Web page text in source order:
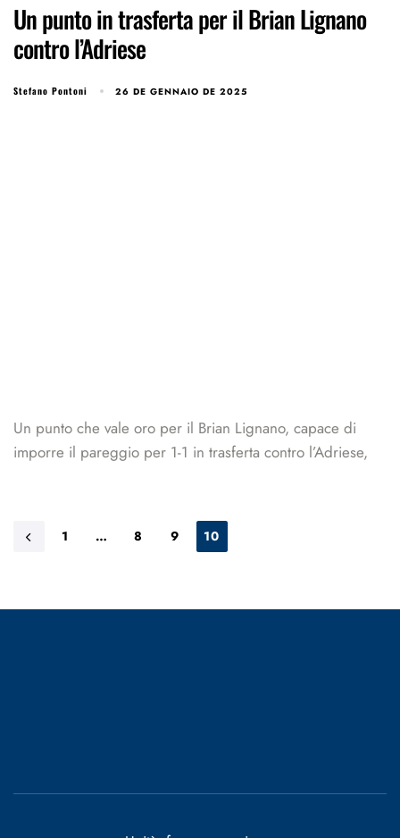
Un punto in trasferta per il Brian Lignano
contro l’Adriese
Stefano Pontoni 26 DE GENNAIO DE 2025
Un punto che vale oro per il Brian Lignano, capace di
imporre il pareggio per 1-1 in trasferta contro l’Adriese,
1 … 8 9 10